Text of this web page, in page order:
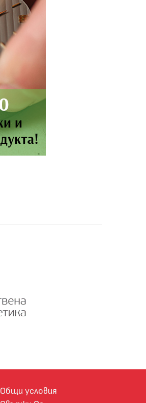
Общи условия